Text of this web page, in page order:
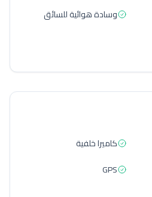
وسادة هوائية للسائق
كاميرا خلفية
GPS